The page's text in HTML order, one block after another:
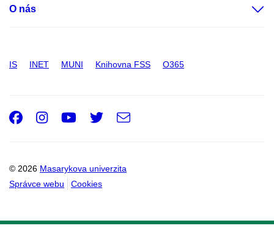
O nás
IS INET MUNI Knihovna FSS O365
© 2026 Masarykova univerzita
Správce webu
Cookies
Facebook
Instagram
Youtube
Twitter
e-